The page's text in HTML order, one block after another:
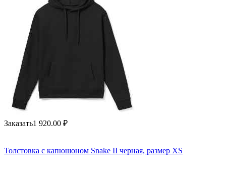
Заказать1 920.00 ₽
Толстовка с капюшоном Snake II черная, размер XS